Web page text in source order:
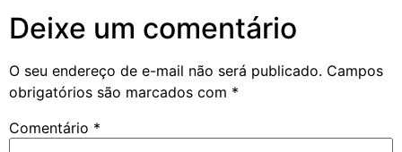
Deixe um comentário
O seu endereço de e-mail não será publicado. Campos
obrigatórios são marcados com *
Comentário *